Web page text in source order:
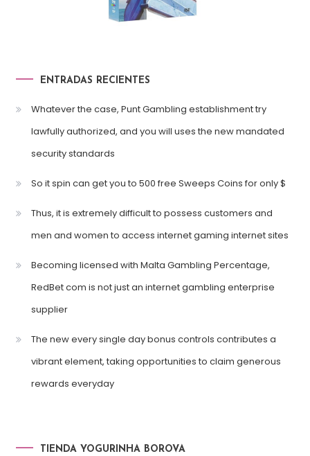
ENTRADAS RECIENTES
Whatever the case, Punt Gambling establishment try
lawfully authorized, and you will uses the new mandated
security standards
So it spin can get you to 500 free Sweeps Coins for only $
Thus, it is extremely difficult to possess customers and
men and women to access internet gaming internet sites
Becoming licensed with Malta Gambling Percentage,
RedBet com is not just an internet gambling enterprise
supplier
The new every single day bonus controls contributes a
vibrant element, taking opportunities to claim generous
rewards everyday
TIENDA YOGURINHA BOROVA